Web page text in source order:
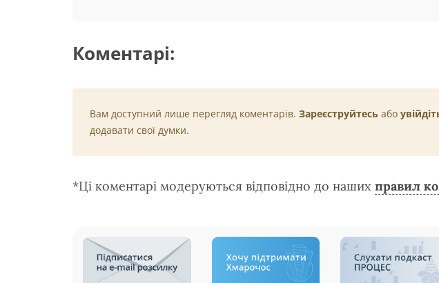
Коментарі:
Вам доступний лише перегляд коментарів. Зареєструйтесь або
додавати свої думки.
*Ці коментарі модеруються відповідно до наших правил